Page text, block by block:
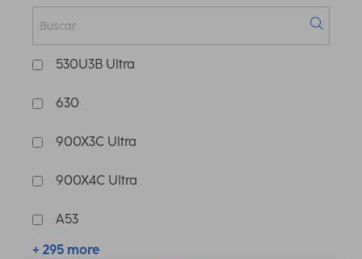
530U3B Ultra
630
900X3C Ultra
900X4C Ultra
A53
+ 295 more